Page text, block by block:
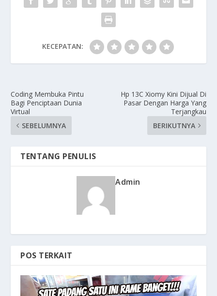
KECEPATAN:
Coding Membuka Pintu
Bagi Penciptaan Dunia
Virtual
SEBELUMNYA
Hp 13C Xiomy Kini Dijual Di
Pasar Dengan Harga Yang
Terjangkau
BERIKUTNYA
TENTANG PENULIS
Admin
POS TERKAIT